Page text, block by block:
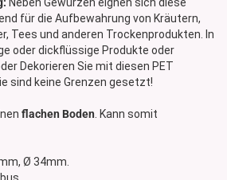
für die Aufbewahrung von Kräutern,
Tees und anderen Trockenprodukten. In
oder dickflüssige Produkte oder
Dekorieren Sie mit diesen PET
sind keine Grenzen gesetzt!
flachen Boden . Kann somit
Ø 34mm.